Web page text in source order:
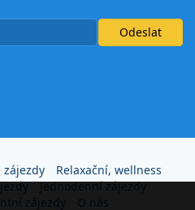
zájezdy
Relaxační, wellness
Jednodenní zájezdy